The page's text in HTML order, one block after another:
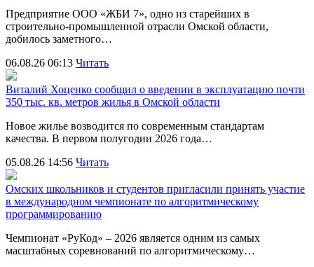
Предприятие ООО «ЖБИ 7», одно из старейших в
строительно‑промышленной отрасли Омской области,
добилось заметного…
06.08.26 06:13 Читать
Виталий Хоценко сообщил о введении в эксплуатацию почти
350 тыс. кв. метров жилья в Омской области
Новое жилье возводится по современным стандартам
качества. В первом полугодии 2026 года…
05.08.26 14:56 Читать
Омских школьников и студентов пригласили принять участие
в международном чемпионате по алгоритмическому
программированию
Чемпионат «РуКод» – 2026 является одним из самых
масштабных соревнований по алгоритмическому…